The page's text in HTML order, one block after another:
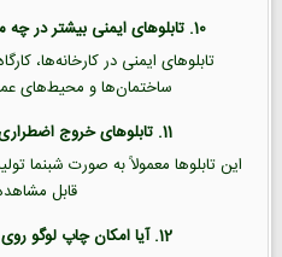
10. تابلوهای ایمنی بیشتر در چه مکان‌هایی استفاده می‌شوند؟
تابلوهای ایمنی در کارخانه‌ها،
ساختمان‌ها و محیط‌های
11. تابلوهای خروج اضطراری چه ویژگی‌هایی دارند؟
این تابلوها معمولاً به صورت شبنما
قابل
12. آیا امکان چاپ لوگو روی تابلو ایمنی وجود دارد؟